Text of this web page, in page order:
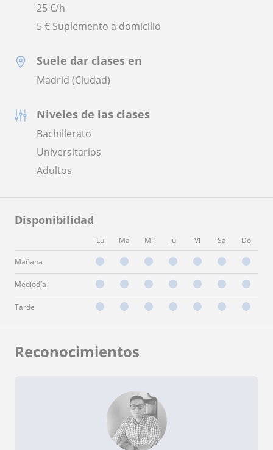
25€/h
5 € Suplemento a domicilio
Suele dar clases en
Madrid (Ciudad)
Niveles de las clases
Bachillerato
Universitarios
Adultos
Disponibilidad
Lu Ma Mi Ju Vi Sá Do
Mañana
Mediodía
Tarde
Reconocimientos